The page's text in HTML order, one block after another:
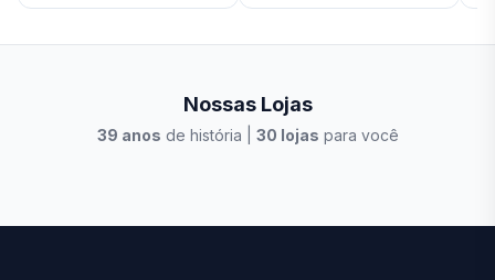
Nossas Lojas
39 anos de história | 30 lojas para você